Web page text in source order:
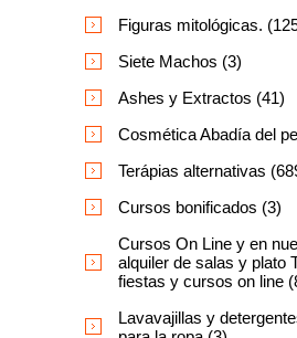
Figuras mitológicas.
Siete Machos (3)
Ashes y Extractos (41)
Cosmética Abadía del
Terápias alternativas
Cursos bonificados (3)
Cursos On Line y en
alquiler de salas y plato
fiestas y cursos on line
Lavavajillas y